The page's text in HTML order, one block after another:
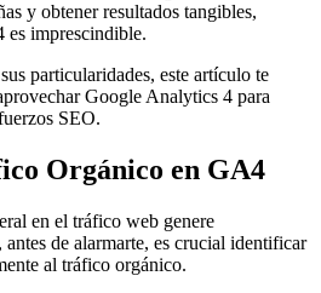
y obtener resultados tangibles,
imprescindible.
particularidades, este artículo te
Google Analytics 4 para
SEO.
Orgánico en GA4
en el tráfico web genere
de alarmarte, es crucial identificar
al tráfico orgánico.